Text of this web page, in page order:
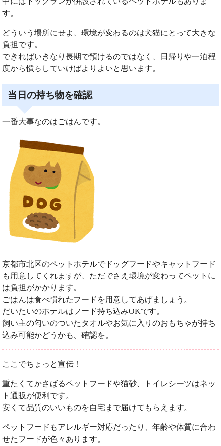
す。
どういう場所にせよ、環境が変わるのは犬猫にとって大きな
負担です。
できればいきなり長期で預けるのではなく、日帰りや一泊程
度から慣らしていけばよりよいと思います。
当日の持ち物を確認
一番大事なのはごはんです。
京都市北区のペットホテルでドッグフードやキャットフード
も用意してくれますが、ただでさえ環境が変わってペットに
は負担がかかります。
ごはんは食べ慣れたフードを用意してあげましょう。
だいたいのホテルはフード持ち込みOKです。
飼い主の匂いのついたタオルやお気に入りのおもちゃが持ち
込み可能かどうかも、確認を。
ここでちょっと宣伝！
重たくてかさばるペットフードや猫砂、トイレシーツはネッ
ト通販が便利です。
安くて品質のいいものを自宅まで届けてもらえます。
ペットフードもアレルギー対応だったり、年齢や体質に合わ
せたフードが色々あります。